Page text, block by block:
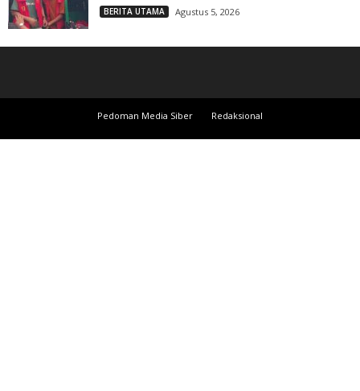
BERITA UTAMA Agustus 5, 2026
Pedoman Media Siber Redaksional